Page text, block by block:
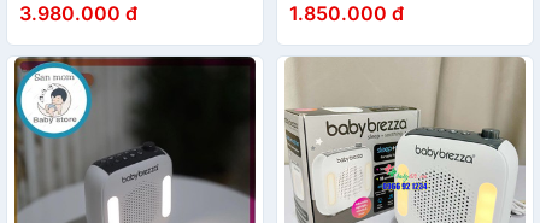
3.980.000 đ
Hàng Giả, Bảo Hành Điện Tử,
An Toàn, 2 Chế Độ Hâm Sữa
1.850.000 đ